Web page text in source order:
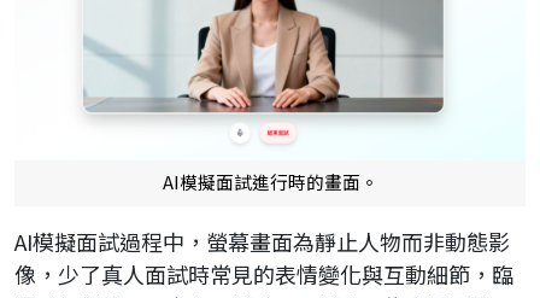
AI模擬面試進行時的畫面。
AI模擬面試過程中，螢幕畫面為靜止人物而非動態影
像，少了真人面試時常見的表情變化與互動細節，臨